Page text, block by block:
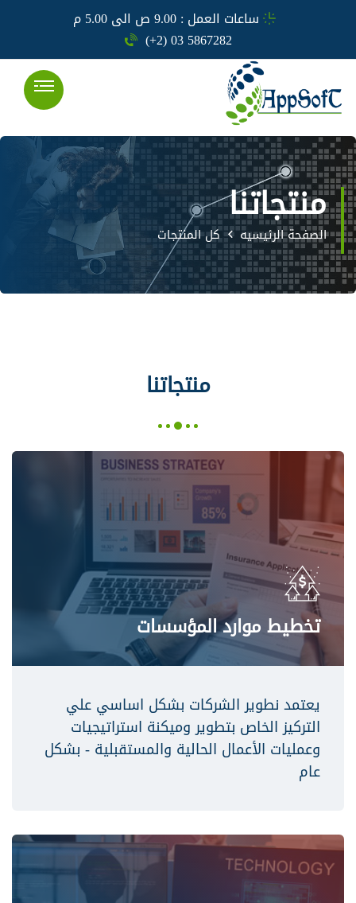
ساعات العمل : 9.00 ص الى 5.00 م
(+2) 03 5867282
منتجاتنا
الصفحة الرئيسيه كل المنتجات
منتجاتنا
تخطيط موارد المؤسسات
يعتمد نطوير الشركات بشكل اساسي علي
التركيز الخاص بتطوير وميكنة استراتيجيات
وعمليات الأعمال الحالية والمستقبلية - بشكل
عام